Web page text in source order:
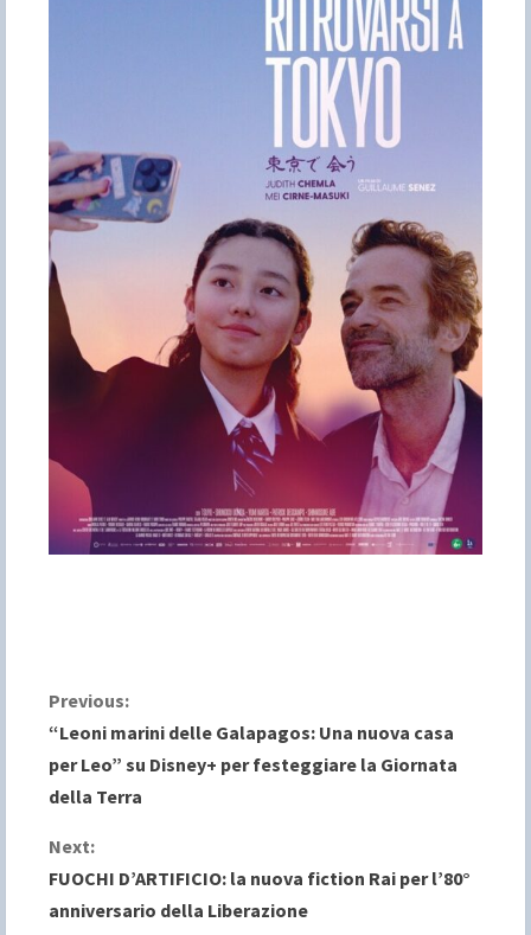
C
o
n
t
i
Previous:
“Leoni marini delle Galapagos: Una nuova casa
per Leo” su Disney+ per festeggiare la Giornata
della Terra
Next:
FUOCHI D’ARTIFICIO: la nuova fiction Rai per l’80°
anniversario della Liberazione